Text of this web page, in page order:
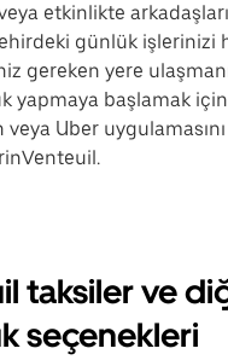
etkinlikte
günlük işlerinizi
gereken yere
yapmaya başlamak
Uber uygulamasını
taksiler ve
seçenekleri